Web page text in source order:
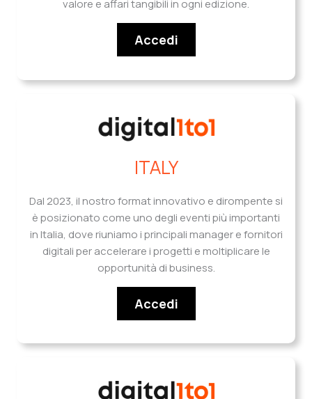
valore e affari tangibili in ogni edizione.
Accedi
ITALY
Dal 2023, il nostro format innovativo e dirompente si
è posizionato come uno degli eventi più importanti
in Italia, dove riuniamo i principali manager e fornitori
digitali per accelerare i progetti e moltiplicare le
opportunità di business.
Accedi